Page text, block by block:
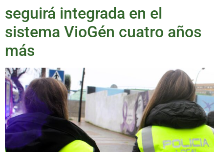
seguirá integrada en el
sistema VioGén cuatro años
más